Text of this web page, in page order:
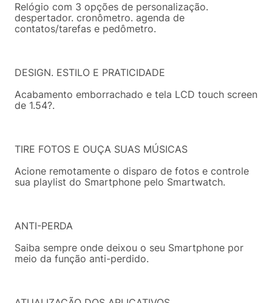
Relógio com 3 opções de personalização.
despertador. cronômetro. agenda de
contatos/tarefas e pedômetro.
DESIGN. ESTILO E PRATICIDADE
Acabamento emborrachado e tela LCD touch screen
de 1.54?.
TIRE FOTOS E OUÇA SUAS MÚSICAS
Acione remotamente o disparo de fotos e controle
sua playlist do Smartphone pelo Smartwatch.
ANTI-PERDA
Saiba sempre onde deixou o seu Smartphone por
meio da função anti-perdido.